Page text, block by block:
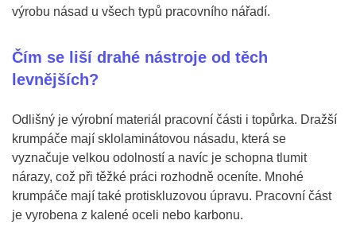
výrobu násad u všech typů pracovního nářadí.
Čím se liší drahé nástroje od těch
levnějších?
Odlišný je výrobní materiál pracovní části i topůrka. Dražší
krumpáče mají sklolaminátovou násadu, která se
vyznačuje velkou odolností a navíc je schopna tlumit
nárazy, což při těžké práci rozhodně oceníte. Mnohé
krumpáče mají také protiskluzovou úpravu. Pracovní část
je vyrobena z kalené oceli nebo karbonu.